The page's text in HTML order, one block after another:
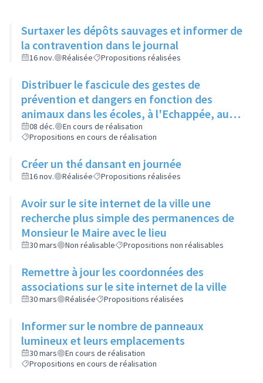
Surtaxer les dépôts sauvages et informer de
la contravention dans le journal
16 nov. Réalisée Propositions réalisées
Distribuer le fascicule des gestes de
prévention et dangers en fonction des
animaux dans les écoles, à l'Echappée, aux
Centres Sociaux.... et l'insérer dans le
Rilliard en version détachable.
08 déc.
En cours de réalisation
Propositions en cours de réalisation
Créer un thé dansant en journée
16 nov. Réalisée Propositions réalisées
Avoir sur le site internet de la ville une
recherche plus simple des permanences de
Monsieur le Maire avec le lieu
30 mars Non réalisable Propositions non réalisables
Remettre à jour les coordonnées des
associations sur le site internet de la ville
30 mars Réalisée Propositions réalisées
Informer sur le nombre de panneaux
lumineux et leurs emplacements
30 mars
En cours de réalisation
Propositions en cours de réalisation